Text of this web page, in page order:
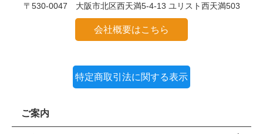
〒530-0047 大阪市北区西天満5-4-13 ユリスト西天満503
会社概要はこちら
特定商取引法に関する表示
ご案内